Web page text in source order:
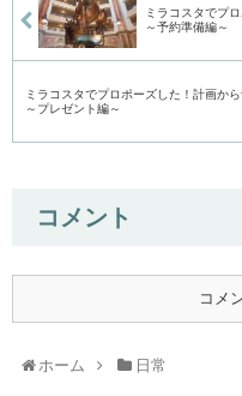
ミラコスタでプ
～予約準備編～
ミラコスタでプロポーズした！計画か
～プレゼント編～
コメント
コメ
ホーム 日常